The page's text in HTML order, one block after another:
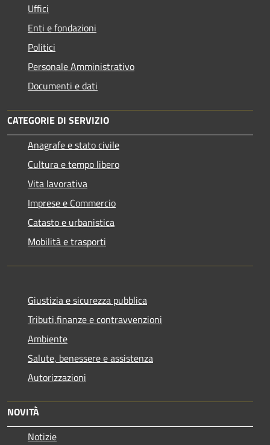
Uffici
Enti e fondazioni
Politici
Personale Amministrativo
Documenti e dati
CATEGORIE DI SERVIZIO
Anagrafe e stato civile
Cultura e tempo libero
Vita lavorativa
Imprese e Commercio
Catasto e urbanistica
Mobilità e trasporti
Giustizia e sicurezza pubblica
Tributi,finanze e contravvenzioni
Ambiente
Salute, benessere e assistenza
Autorizzazioni
NOVITÀ
Notizie